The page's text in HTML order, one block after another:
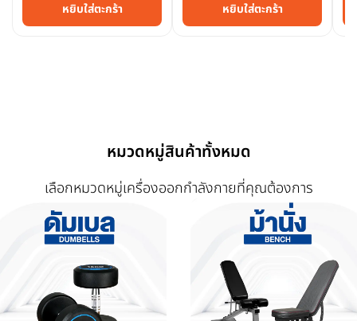
หยิบใส่ตะกร้า หยิบใส่ตะกร้า
หมวดหมู่สินค้าทั้งหมด
เลือกหมวดหมู่เครื่องออกกำลังกายที่คุณต้องการ